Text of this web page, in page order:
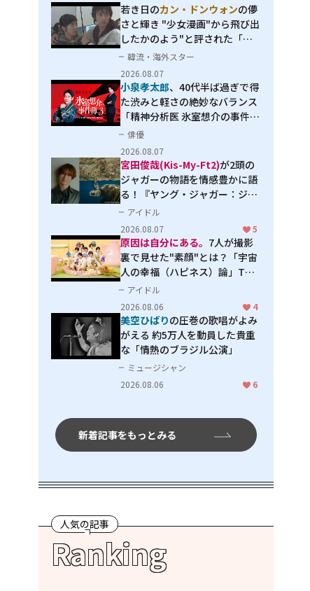
若き日のカン・ドンウォンの儚
さと輝き "少女漫画"から飛び出
したかのよう"と評された「オ
オカミの誘惑」
韓流・海外スター
2026.08.07
小泉孝太郎、40代半ば過ぎで得
た渋みと軽さの絶妙なバランス
「精神分析医 氷室想介の事件簿
３」で見せる進化
俳優
2026.08.07
宮田俊哉(Kis-My-Ft2)が2頭の
ジャガーの物語を情感豊かに語
る！『ヤング・ジャガー：ジャ
ングル王への道』『ジャガーと
ウミガメの物語：熱帯林の守護
神』で見せるナレーションの妙
アイドル
2026.08.07
5
原因は自分にある。 7人が撮影
裏で見せた"素顔"とは？「宇宙
人の幸福（ハピネス）論」THE
MAKING
アイドル
2026.08.06
4
美空ひばりの圧巻の歌唱がよみ
がえる 約5万人を動員した貴重
な「情熱のブラジル公演」
ミュージシャン
2026.08.06
6
新着記事をもっとみる
人気の記事
Ranking